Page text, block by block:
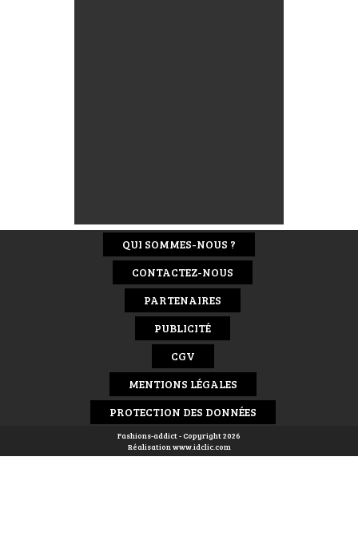
QUI SOMMES-NOUS ?
CONTACTEZ-NOUS
PARTENAIRES
PUBLICITÉ
CGV
MENTIONS LÉGALES
PROTECTION DES DONNÉES
Fashions-addict - Copyright 2026
Réalisationwww.idclic.com